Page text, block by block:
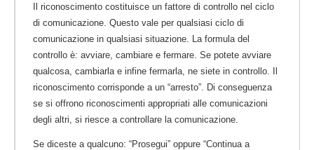
Il riconoscimento costituisce un fattore di controllo nel ciclo
di comunicazione. Questo vale per qualsiasi ciclo di
comunicazione in qualsiasi situazione. La formula del
controllo è: avviare, cambiare e fermare. Se potete avviare
qualcosa, cambiarla e infine fermarla, ne siete in controllo. Il
riconoscimento corrisponde a un “arresto”. Di conseguenza
se si offrono riconoscimenti appropriati alle comunicazioni
degli altri, si riesce a controllare la comunicazione.
Se diceste a qualcuno: “Prosegui” oppure “Continua a